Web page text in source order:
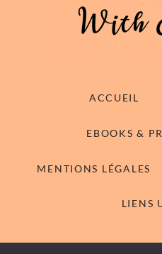
ACCUEIL
EBOOKS &
MENTIONS LÉGALES
LIENS